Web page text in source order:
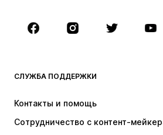
Аксессуары
Премиум
НОВИНКИ
Куртки
СЛУЖБА ПОДДЕРЖКИ
Контакты и помощь
Сотрудничество с контент-